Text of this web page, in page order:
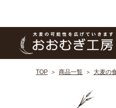
TOP 商品一覧 大麦の